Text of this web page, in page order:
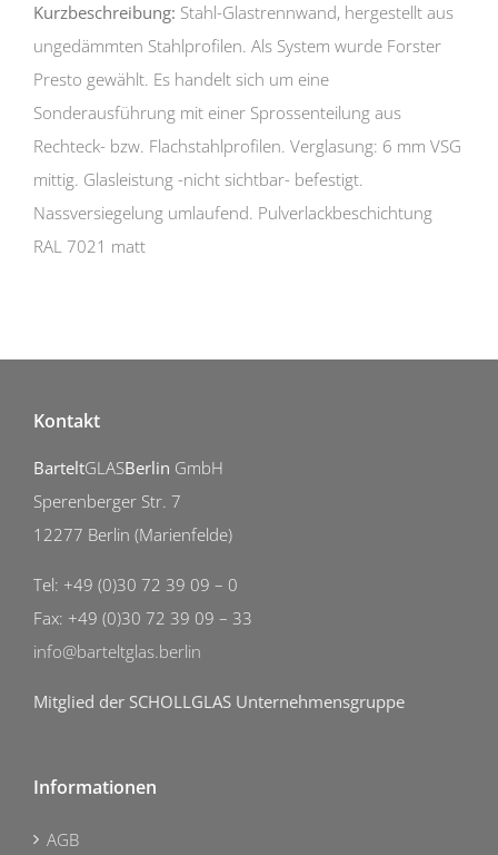
Kurzbeschreibung: Stahl-Glastrennwand, hergestellt aus
ungedämmten Stahlprofilen. Als System wurde Forster
Presto gewählt. Es handelt sich um eine
Sonderausführung mit einer Sprossenteilung aus
Rechteck- bzw. Flachstahlprofilen. Verglasung: 6 mm VSG
mittig. Glasleistung -nicht sichtbar- befestigt.
Nassversiegelung umlaufend. Pulverlackbeschichtung
RAL 7021 matt
Kontakt
BarteltGLASBerlin GmbH
Sperenberger Str. 7
12277 Berlin (Marienfelde)
Tel: +49 (0)30 72 39 09 – 0
Fax: +49 (0)30 72 39 09 – 33
info@barteltglas.berlin
Mitglied der SCHOLLGLAS Unternehmensgruppe
Informationen
AGB